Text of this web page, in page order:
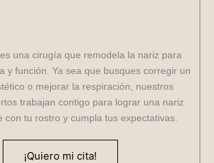
una cirugía que remodela la nariz para
y función. Ya sea que busques corregir un
o mejorar la respiración, nuestros
trabajan contigo para lograr una nariz
con tu rostro y cumpla tus expectativas.
¡Quiero mi cita!